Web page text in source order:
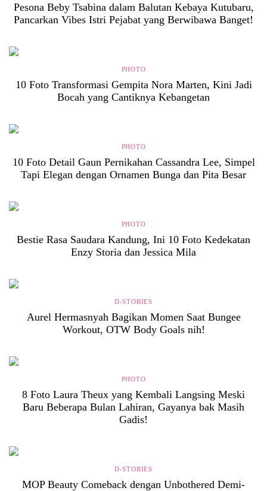
Pesona Beby Tsabina dalam Balutan Kebaya Kutubaru,
Pancarkan Vibes Istri Pejabat yang Berwibawa Banget!
PHOTO
10 Foto Transformasi Gempita Nora Marten, Kini Jadi
Bocah yang Cantiknya Kebangetan
PHOTO
10 Foto Detail Gaun Pernikahan Cassandra Lee, Simpel
Tapi Elegan dengan Ornamen Bunga dan Pita Besar
PHOTO
Bestie Rasa Saudara Kandung, Ini 10 Foto Kedekatan
Enzy Storia dan Jessica Mila
D-STORIES
Aurel Hermasnyah Bagikan Momen Saat Bungee
Workout, OTW Body Goals nih!
PHOTO
8 Foto Laura Theux yang Kembali Langsing Meski
Baru Beberapa Bulan Lahiran, Gayanya bak Masih
Gadis!
D-STORIES
MOP Beauty Comeback dengan Unbothered Demi-